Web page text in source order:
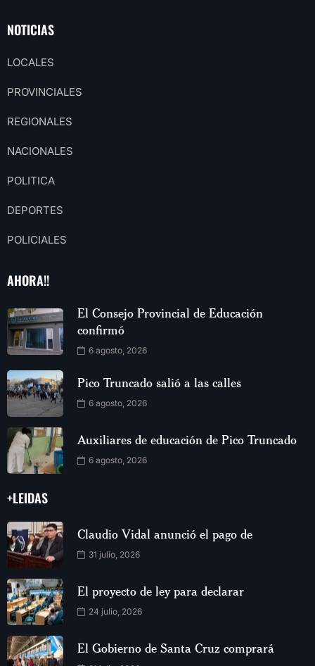
NOTICIAS
LOCALES
PROVINCIALES
REGIONALES
NACIONALES
POLITICA
DEPORTES
POLICIALES
AHORA!!
El Consejo Provincial de Educación
confirmó
6 agosto, 2026
Pico Truncado salió a las calles
6 agosto, 2026
Auxiliares de educación de Pico Truncado
6 agosto, 2026
+LEIDAS
Claudio Vidal anunció el pago de
31 julio, 2026
El proyecto de ley para declarar
24 julio, 2026
El Gobierno de Santa Cruz comprará